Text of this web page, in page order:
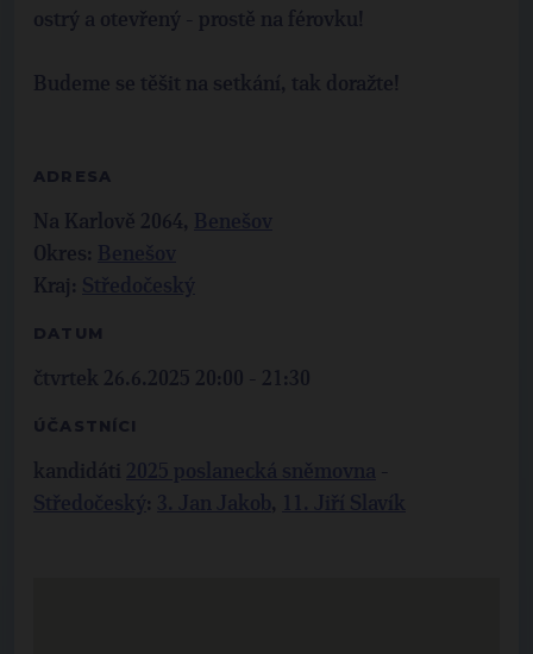
ostrý a otevřený - prostě na férovku!
Budeme se těšit na setkání, tak doražte!
ADRESA
Na Karlově 2064,
Okres:
Kraj:
DATUM
čtvrtek 26.6.2025 20:00 - 21:30
ÚČASTNÍCI
kandidáti
-
: ,